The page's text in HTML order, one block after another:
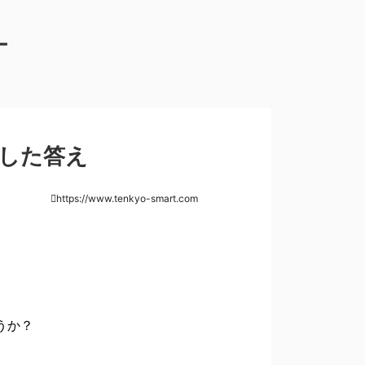
た答え
https://www.tenkyo-smart.com
か？